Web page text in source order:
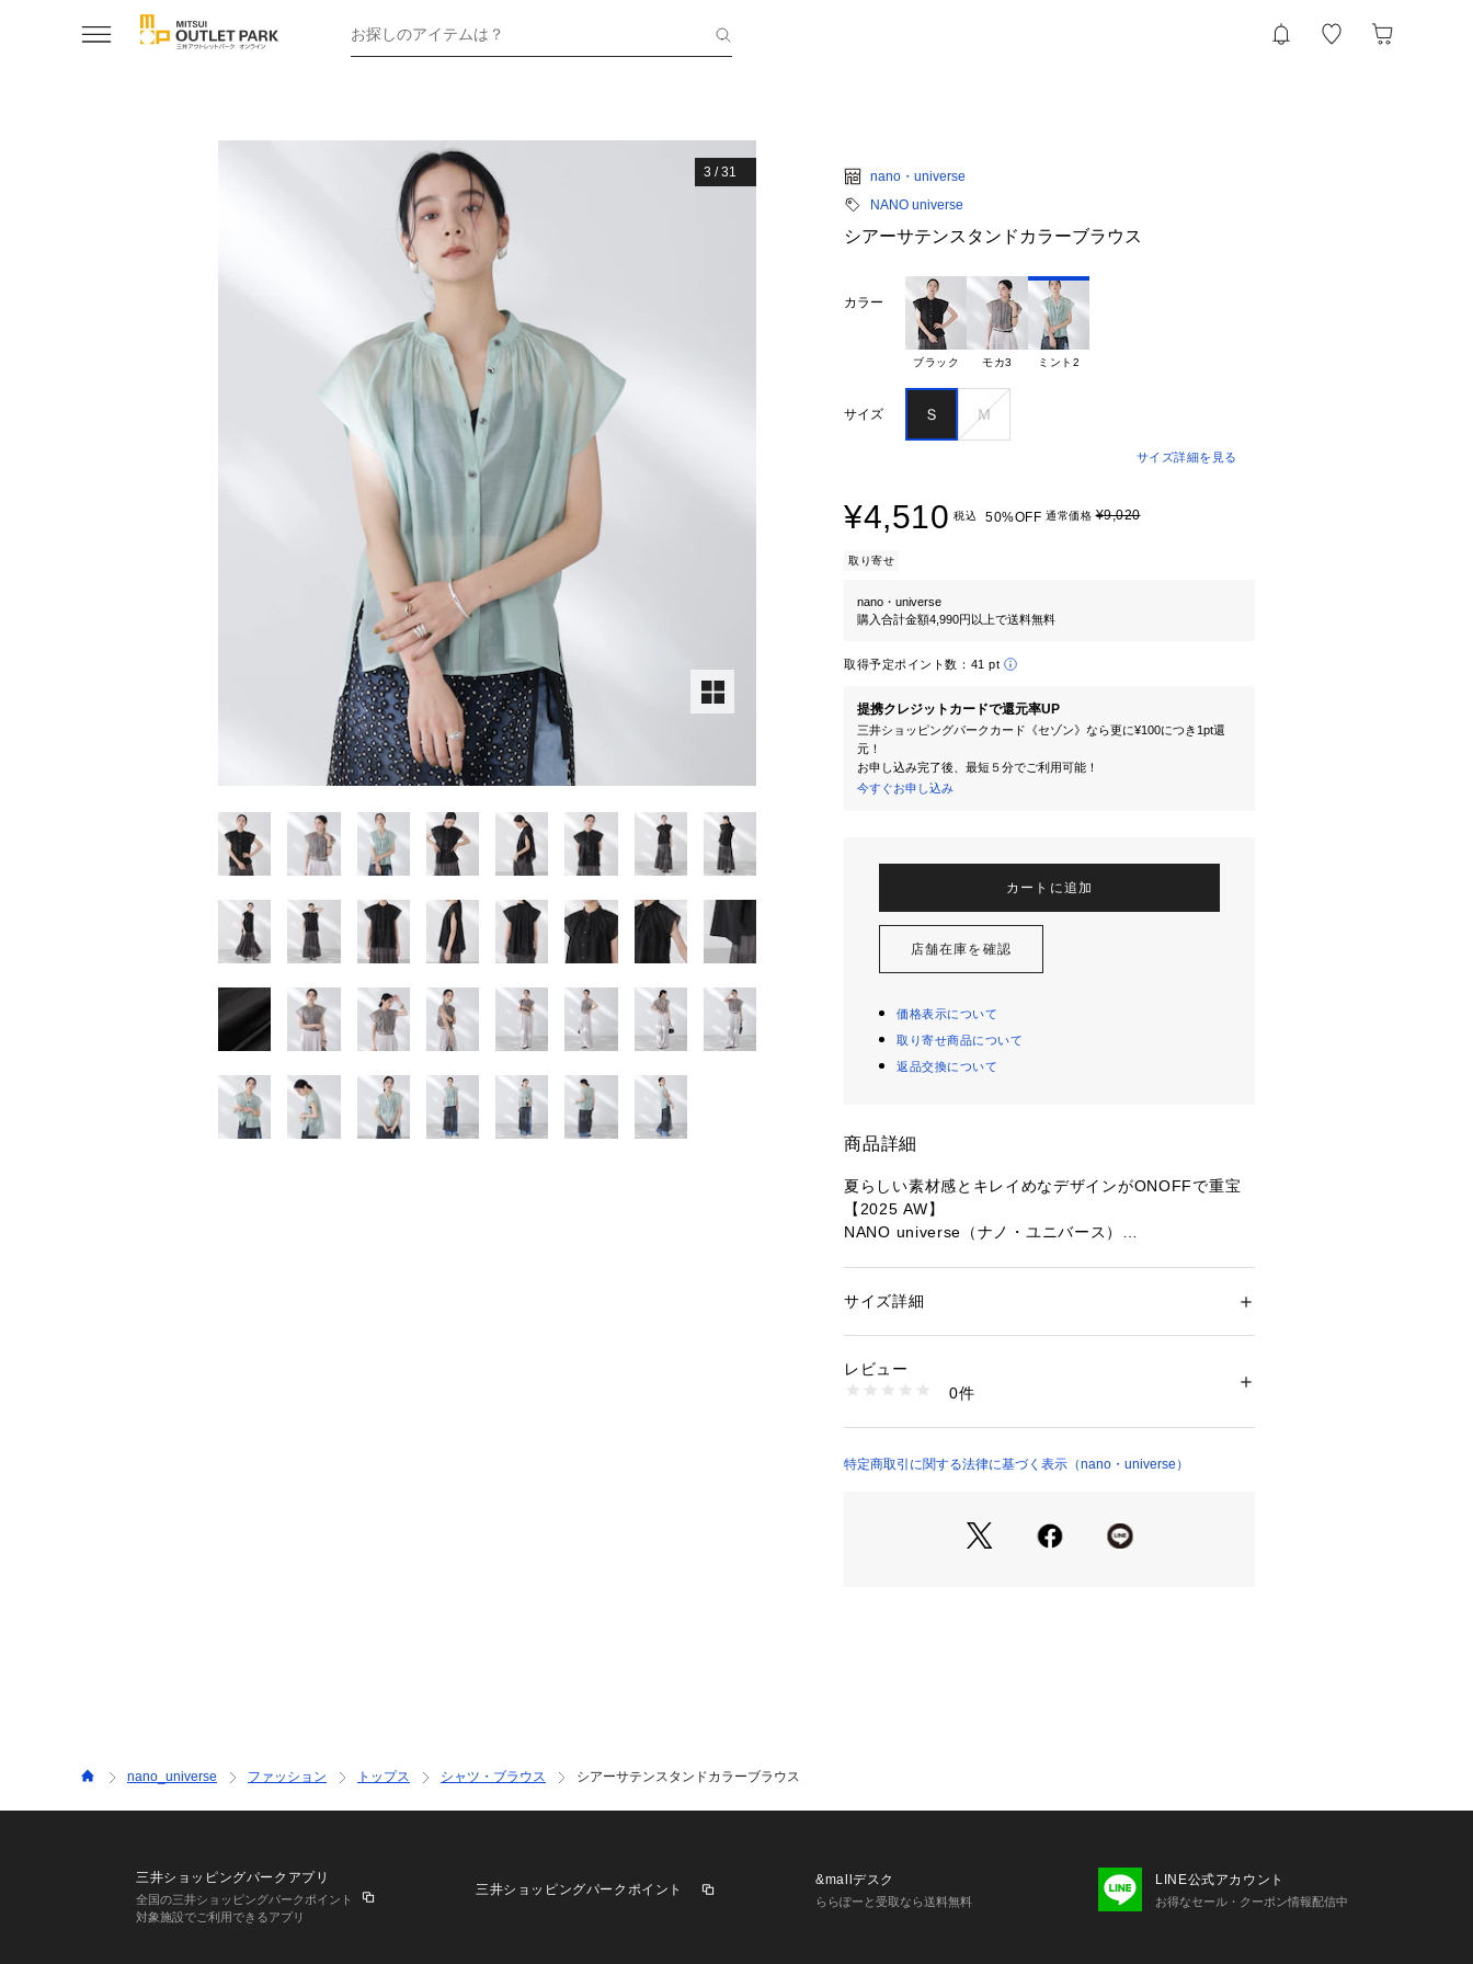
お探しのアイテムは？
3 /31
nano・universe
NANO universe
シアーサテンスタンドカラーブラウス
カラー
ブラック モカ3 ミント2
サイズ Ｓ Ｍ
サイズ詳細を見る
¥4,510 税込 50%OFF 通常価格¥9,020
取り寄せ
nano・universe
購入合計金額4,990円以上で送料無料
取得予定ポイント数： 41 pt
提携クレジットカードで還元率UP
三井ショッピングパークカード《セゾン》なら更に¥100につき1pt還
元！
お申し込み完了後、最短５分でご利用可能！
今すぐお申し込み
カートに追加
店舗在庫を確認
価格表示について
取り寄せ商品について
返品交換について
商品詳細
夏らしい素材感とキレイめなデザインがONOFFで重宝
【2025 AW】
NANO universe（ナノ・ユニバース）
スが、今季デザインをアップデートして再登場！スタン
ュアルにもきれいめにも重宝する一着です。
てくれるフレンチスリーブ
・スクエアカットした裾は、ボトムのバランス似合わせ
てインアウトどちらでも〇
■コーディネート
スタイルにも◎
・キャミソールワンピースやサロペットのインナーとし
性別：レディース
洗濯：手洗い 漂白× アイロン110℃ ドライ弱い タンブル乾燥× 吊
り干し ウェット非常に弱い
い
6695221304 （ショップ）
サイズ詳細
レビュー
0件
特定商取引に関する法律に基づく表示（nano・universe）
nano_universe ファッション トップス シャツ・ブラウス シアーサテンスタンドカラーブラウス
三井ショッピングパークアプリ
全国の三井ショッピングパークポイント
対象施設でご利用できるアプリ
三井ショッピングパークポイント
&mallデスク
ららぽーと受取なら送料無料
LINE公式アカウント
お得なセール・クーポン情報配信中